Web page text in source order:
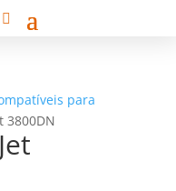
para
3800DN